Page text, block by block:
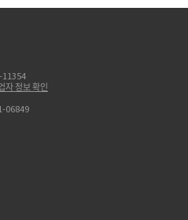
11354
자 정보 확인
06849